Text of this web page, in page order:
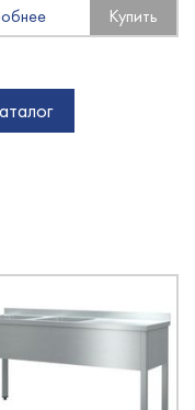
Купить